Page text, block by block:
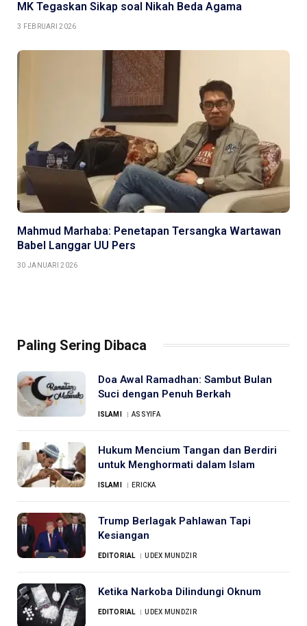
MK Tegaskan Sikap soal Nikah Beda Agama
3 FEBRUARI 2026
Mahmud Marhaba: Penetapan Tersangka Wartawan
Babel Langgar UU Pers
30 JANUARI 2026
Paling Sering Dibaca
Doa Awal Ramadhan: Sambut Bulan
Suci dengan Penuh Berkah
ISLAMI ASSYIFA
Hukum Mencium Tangan dan Berdiri
untuk Menghormati dalam Islam
ISLAMI ERICKA
Trump Berlagak Pahlawan Tapi
Kesiangan
EDITORIAL UDEX MUNDZIR
Ketika Narkoba Dilindungi Oknum
EDITORIAL UDEX MUNDZIR